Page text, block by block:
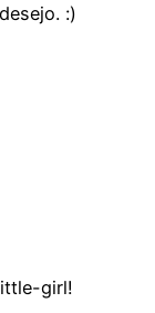
:)
girl!